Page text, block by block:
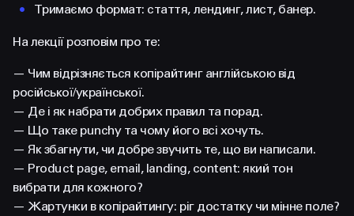
Тримаємо формат: стаття, лендинг, лист, банер.
На лекції розповім про те:
— Чим відрізняється копірайтинг англійською від
російської/української.
— Де і як набрати добрих правил та порад.
— Що таке punchy та чому його всі хочуть.
— Як збагнути, чи добре звучить те, що ви написали.
— Product page, email, landing, content: який тон
вибрати для кожного?
— Жартунки в копірайтингу: ріг достатку чи мінне поле?